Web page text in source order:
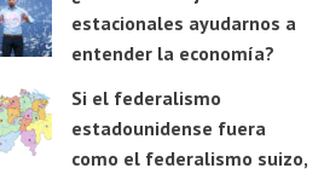
estacionales ayudarnos a
entender la economía?
Si el federalismo
estadounidense fuera
como el federalismo suizo,